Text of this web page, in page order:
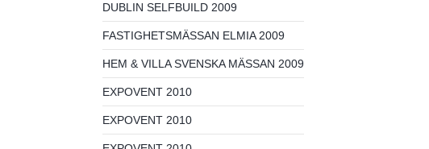
DUBLIN SELFBUILD 2009
FASTIGHETSMÄSSAN ELMIA 2009
HEM & VILLA SVENSKA MÄSSAN 2009
EXPOVENT 2010
EXPOVENT 2010